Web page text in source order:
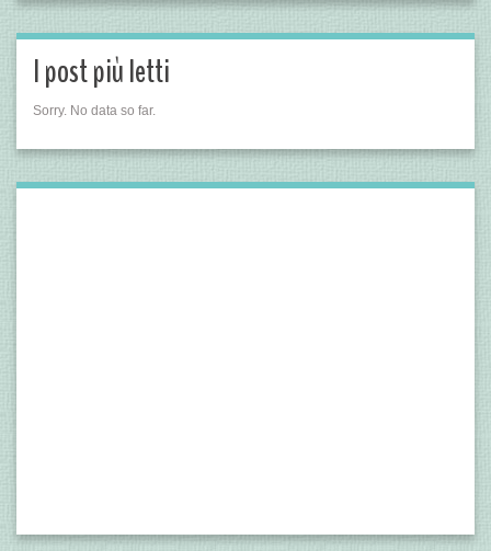
I post più letti
Sorry. No data so far.